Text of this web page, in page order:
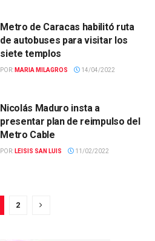
Metro de Caracas habilitó ruta
de autobuses para visitar los
siete templos
POR: MARIA MILAGROS 14/04/2022
Nicolás Maduro insta a
presentar plan de reimpulso del
Metro Cable
POR: LEISIS SAN LUIS 11/02/2022
2